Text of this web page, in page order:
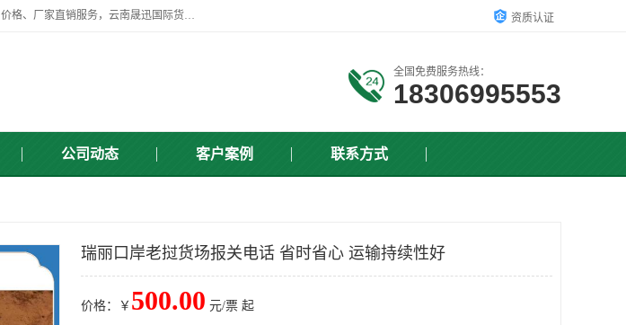
云南晟迅国际货运代理有限公司提供瑞丽口岸、磨憨口岸、腾冲口岸报关、报检，缅甸、老挝物流清关报价、价格、厂家直销服务，云南晟迅国际货运代理有限公司，由一支精通业务、经验丰富、责任心强的专业团队组建于,云南晟迅国际货运代理有限公司商铺。 资质认证
全国免费服务热线：
18306995553
公司动态 客户案例 联系方式
瑞丽口岸老挝货场报关电话 省时省心 运输持续性好
价格：￥ 500.00 元/票 起